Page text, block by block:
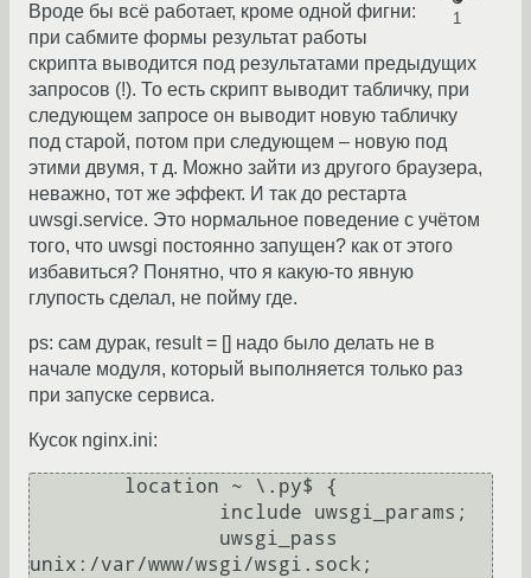
1
Вроде бы всё работает, кроме одной фигни:
при сабмите формы результат работы
скрипта выводится под результатами предыдущих
запросов (!). То есть скрипт выводит табличку, при
следующем запросе он выводит новую табличку
под старой, потом при следующем – новую под
этими двумя, т д. Можно зайти из другого браузера,
неважно, тот же эффект. И так до рестарта
uwsgi.service. Это нормальное поведение с учётом
того, что uwsgi постоянно запущен? как от этого
избавиться? Понятно, что я какую-то явную
глупость сделал, не пойму где.
ps: сам дурак, result = [] надо было делать не в
начале модуля, который выполняется только раз
при запуске сервиса.
Кусок nginx.ini:
unix:/var/www/wsgi/wsgi.sock;